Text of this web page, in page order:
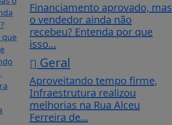
Financiamento aprovado, mas
o vendedor ainda não
recebeu? Entenda por que
isso...
Geral
Aproveitando tempo firme,
Infraestrutura realizou
melhorias na Rua Alceu
Ferreira de...